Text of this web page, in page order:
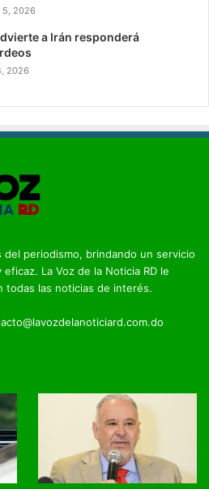
2026
a Irán responderá
2026
periodismo, brindando un servicio
La Voz de la Noticia RD le
todas las noticias de interés.